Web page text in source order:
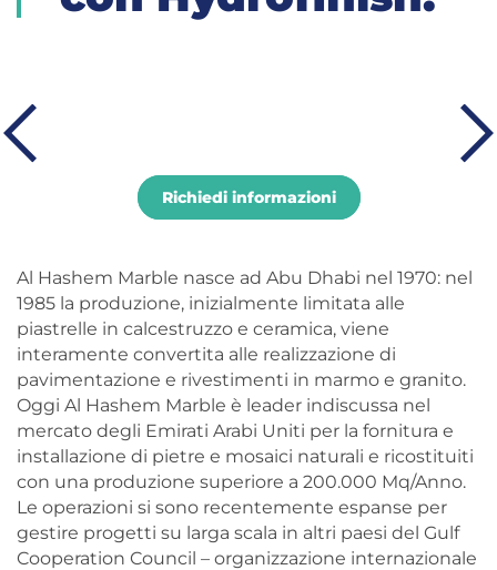
Richiedi informazioni
Al Hashem Marble nasce ad Abu Dhabi nel 1970: nel
1985 la produzione, inizialmente limitata alle
piastrelle in calcestruzzo e ceramica, viene
interamente convertita alle realizzazione di
pavimentazione e rivestimenti in marmo e granito.
Oggi Al Hashem Marble è leader indiscussa nel
mercato degli Emirati Arabi Uniti per la fornitura e
installazione di pietre e mosaici naturali e ricostituiti
con una produzione superiore a 200.000 Mq/Anno.
Le operazioni si sono recentemente espanse per
gestire progetti su larga scala in altri paesi del Gulf
Cooperation Council – organizzazione internazionale